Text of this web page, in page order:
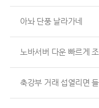
아놔 단풍 날라가네
노바서버 다운 빠르게
축강부 거래 섭열리면